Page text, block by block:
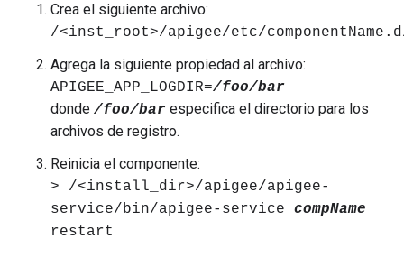
Crea el siguiente archivo:
/<inst_root>/apigee/etc/componentName.d/
Agrega la siguiente propiedad al archivo:
APIGEE_APP_LOGDIR=/foo/bar
donde /foo/bar especifica el directorio para los
archivos de registro.
Reinicia el componente:
> /<install_dir>/apigee/apigee-
service/bin/apigee-service compName
restart